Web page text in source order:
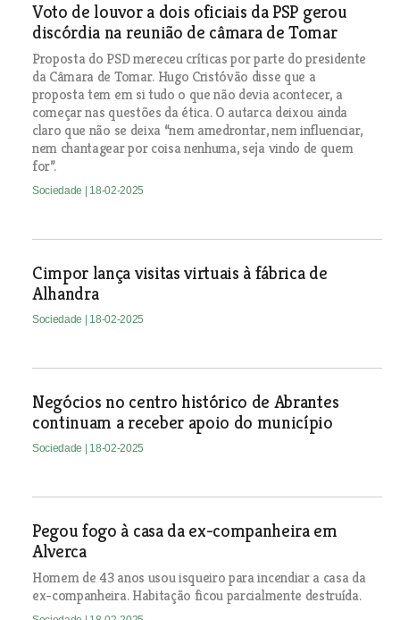
Voto de louvor a dois oficiais da PSP gerou
discórdia na reunião de câmara de Tomar
Proposta do PSD mereceu críticas por parte do presidente
da Câmara de Tomar. Hugo Cristóvão disse que a
proposta tem em si tudo o que não devia acontecer, a
começar nas questões da ética. O autarca deixou ainda
claro que não se deixa “nem amedrontar, nem influenciar,
nem chantagear por coisa nenhuma, seja vindo de quem
for”.
Sociedade | 18-02-2025
Cimpor lança visitas virtuais à fábrica de
Alhandra
Sociedade | 18-02-2025
Negócios no centro histórico de Abrantes
continuam a receber apoio do município
Sociedade | 18-02-2025
Pegou fogo à casa da ex-companheira em
Alverca
Homem de 43 anos usou isqueiro para incendiar a casa da
ex-companheira. Habitação ficou parcialmente destruída.